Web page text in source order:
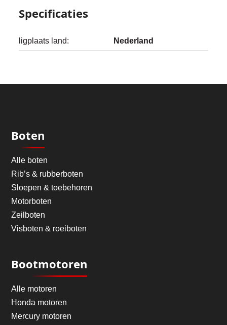
Specificaties
ligplaats land: Nederland
Boten
Alle boten
Rib’s & rubberboten
Sloepen & toebehoren
Motorboten
Zeilboten
Visboten & roeiboten
Bootmotoren
Alle motoren
Honda motoren
Mercury motoren